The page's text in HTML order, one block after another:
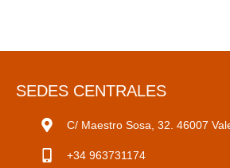
SEDES CENTRALES
C/ Maestro Sosa, 32. 46007
+34 963731174